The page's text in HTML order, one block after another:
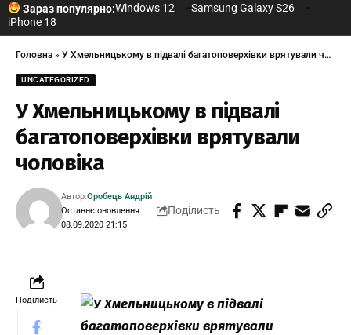
Зараз популярно:Windows 12
Samsung Galaxy S26
iPhone 18
Головна » У Хмельницькому в підвалі багатоповерхівки врятували чоловіка
UNCATEGORIZED
У Хмельницькому в підвалі
багатоповерхівки врятували
чоловіка
Останнє оновлення:
08.09.2020 21:15
Автор:Оробець Андрій
Поділисть
Поділисть